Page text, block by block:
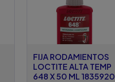
FIJA RODAMIENTOS
LOCTITE ALTA TEMP
648 X 50 ML 1835920